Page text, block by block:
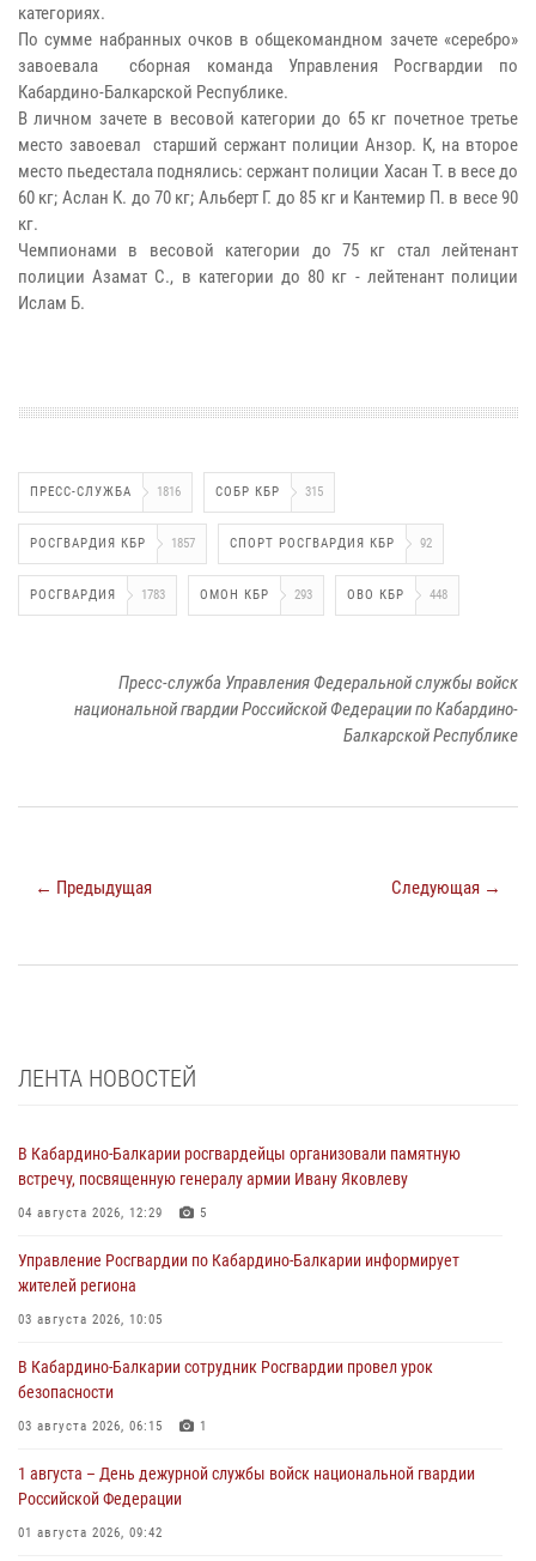
категориях.
По сумме набранных очков в общекомандном зачете «серебро»
завоевала сборная команда Управления Росгвардии по
Кабардино-Балкарской Республике.
В личном зачете в весовой категории до 65 кг почетное третье
место завоевал старший сержант полиции Анзор. К, на второе
место пьедестала поднялись: сержант полиции Хасан Т. в весе до
60 кг; Аслан К. до 70 кг; Альберт Г. до 85 кг и Кантемир П. в весе 90
кг.
Чемпионами в весовой категории до 75 кг стал лейтенант
полиции Азамат С., в категории до 80 кг - лейтенант полиции
Ислам Б.
ПРЕСС-СЛУЖБА 1816 СОБР КБР 315
РОСГВАРДИЯ КБР 1857 СПОРТ РОСГВАРДИЯ КБР 92
РОСГВАРДИЯ 1783 ОМОН КБР 293 ОВО КБР 448
Пресс-служба Управления Федеральной службы войск
национальной гвардии Российской Федерации по Кабардино-
Балкарской Республике
← Предыдущая Следующая →
ЛЕНТА НОВОСТЕЙ
В Кабардино-Балкарии росгвардейцы организовали памятную
встречу, посвященную генералу армии Ивану Яковлеву
04 августа 2026, 12:29 5
Управление Росгвардии по Кабардино-Балкарии информирует
жителей региона
03 августа 2026, 10:05
В Кабардино‑Балкарии сотрудник Росгвардии провел урок
безопасности
03 августа 2026, 06:15 1
1 августа – День дежурной службы войск национальной гвардии
Российской Федерации
01 августа 2026, 09:42